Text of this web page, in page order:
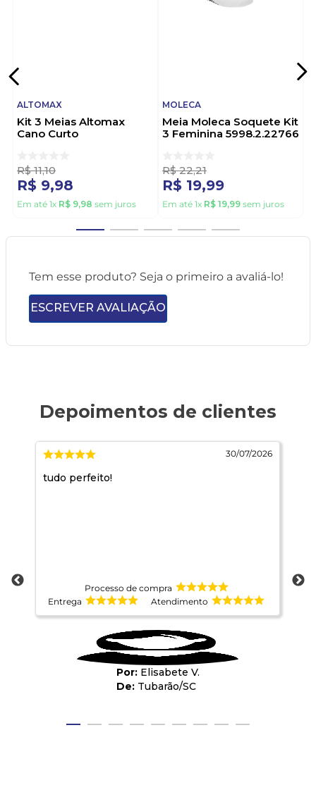
ALTOMAX
Kit 3 Meias Altomax
Cano Curto
R$ 11,10
R$ 9,98
Em até 1x R$ 9,98 sem juros
MOLECA
Meia Moleca Soquete Kit
3 Feminina 5998.2.22766
R$ 22,21
R$ 19,99
Em até 1x R$ 19,99 sem juros
Tem esse produto? Seja o primeiro a avaliá-lo!
ESCREVER AVALIAÇÃO
30/07/2026
tudo perfeito!
Processo de compra
Entrega
Atendimento
Elisabete V.
Tubarão/SC